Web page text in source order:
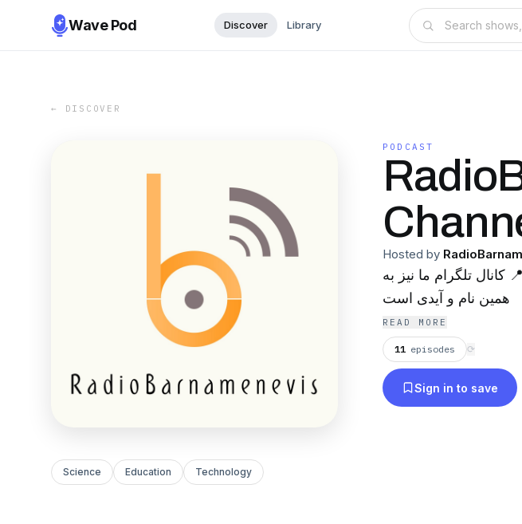
Wave Pod Discover Library
← DISCOVER
PODCAST
Hosted by
تلگرام ما نیز به
همین نام و آیدی است
READ MORE
11 episodes ⟳
Sign in to save
Science Education Technology